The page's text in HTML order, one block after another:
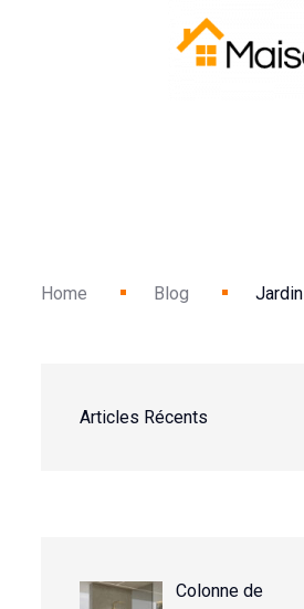
Home Blog Jardin
Articles Récents
Colonne de